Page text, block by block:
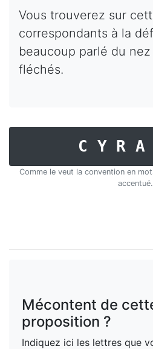
Vous trouverez sur
correspondants à la
beaucoup parlé du
fléchés.
Comme le veut la convention en
accentué.
Mécontent de
proposition ?
Indiquez ici les lettres que